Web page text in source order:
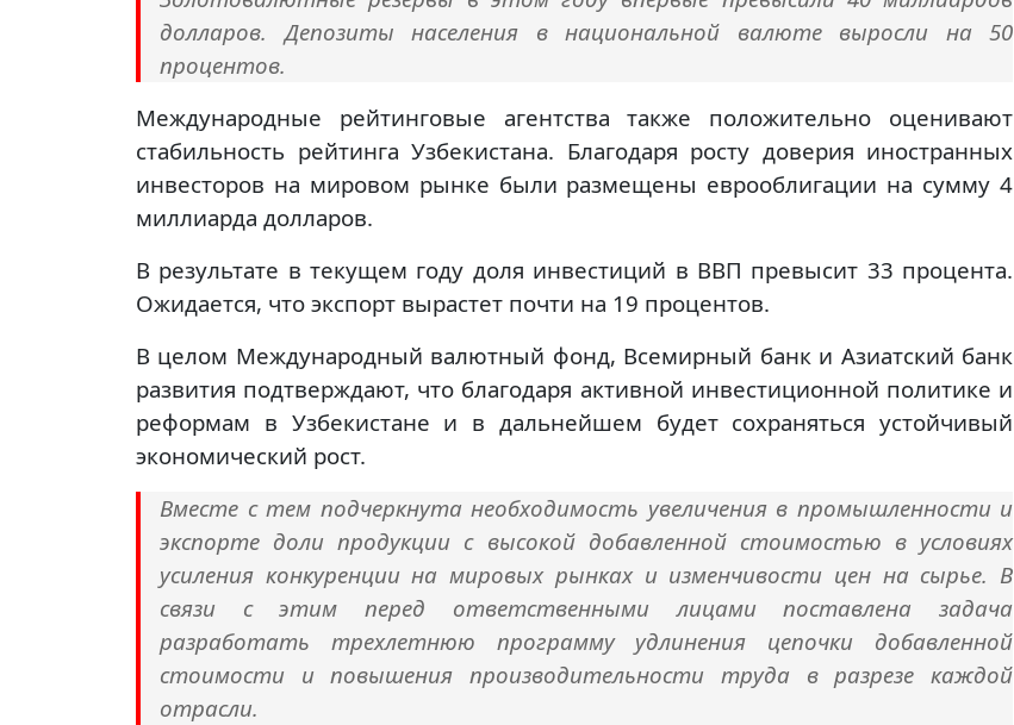
долларов. Депозиты населения в национальной валюте выросли на 50
процентов.
Международные рейтинговые агентства также положительно оценивают
стабильность рейтинга Узбекистана. Благодаря росту доверия иностранных
инвесторов на мировом рынке были размещены еврооблигации на сумму 4
миллиарда долларов.
В результате в текущем году доля инвестиций в ВВП превысит 33 процента.
Ожидается, что экспорт вырастет почти на 19 процентов.
В целом Международный валютный фонд, Всемирный банк и Азиатский банк
развития подтверждают, что благодаря активной инвестиционной политике и
реформам в Узбекистане и в дальнейшем будет сохраняться устойчивый
экономический рост.
Вместе с тем подчеркнута необходимость увеличения в промышленности и
экспорте доли продукции с высокой добавленной стоимостью в условиях
усиления конкуренции на мировых рынках и изменчивости цен на сырье. В
связи с этим перед ответственными лицами поставлена задача
разработать трехлетнюю программу удлинения цепочки добавленной
стоимости и повышения производительности труда в разрезе каждой
отрасли.